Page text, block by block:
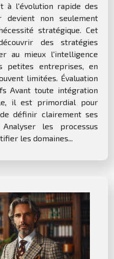
à l'évolution rapide des
devient non seulement
stratégique. Cet
des stratégies
au mieux l'intelligence
petites entreprises, en
limitées. Évaluation
Avant toute intégration
il est primordial pour
définir clairement ses
les processus
les domaines...